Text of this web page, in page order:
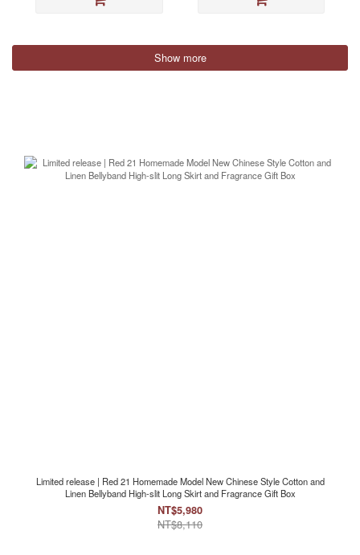
Show more
Limited release | Red 21 Homemade Model New Chinese Style Cotton and
Linen Bellyband High-slit Long Skirt and Fragrance Gift Box
NT$5,980
NT$8,110